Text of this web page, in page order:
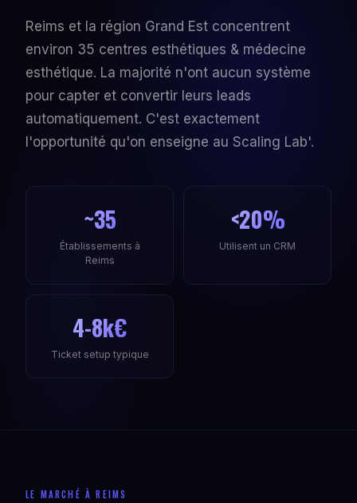
Reims et la région Grand Est concentrent
environ 35 centres esthétiques & médecine
esthétique. La majorité n'ont aucun système
pour capter et convertir leurs leads
automatiquement. C'est exactement
l'opportunité qu'on enseigne au Scaling Lab'.
~35
Établissements à
Reims
<20%
Utilisent un CRM
4-8k€
Ticket setup typique
LE MARCHÉ À REIMS